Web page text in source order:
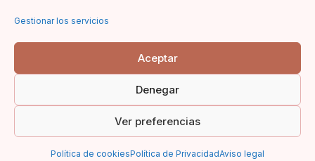
Gestionar los servicios
Aceptar
Denegar
Ver preferencias
Política de cookiesPolítica de PrivacidadAviso legal
©2020 Book Worm. All rights reserved